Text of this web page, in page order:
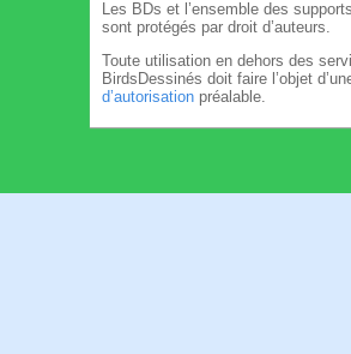
Les BDs et l’ensemble des
sont protégés par droit d’auteurs.
Toute utilisation en dehors des
BirdsDessinés doit faire l’objet
d’autorisation préalable.